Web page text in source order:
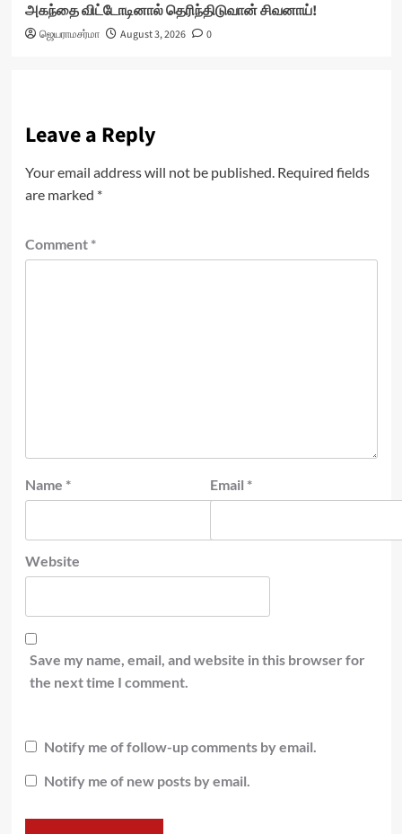
அகந்தை விட்டோடினால் தெரிந்திடுவான் சிவனாய்!
ஜெயராமசர்மா August 3, 2026 0
Leave a Reply
Your email address will not be published. Required fields
are marked *
Comment *
Name * Email *
Website
Save my name, email, and website in this browser for
the next time I comment.
Notify me of follow-up comments by email.
Notify me of new posts by email.